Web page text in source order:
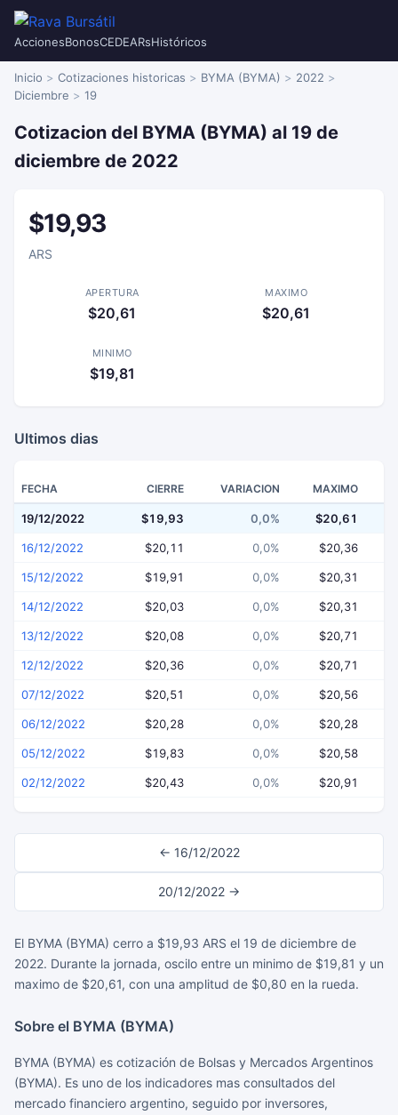
AccionesBonosCEDEARsHistóricos
Inicio Cotizaciones historicas BYMA (BYMA)
2022
Diciembre
19
Cotizacion del BYMA (BYMA) al 19 de
diciembre de 2022
$19,93
ARS
APERTURA
$20,61
MAXIMO
$20,61
MINIMO
$19,81
Ultimos dias
FECHA CIERRE VARIACION MAXIMO
19/12/2022 $19,93 0,0% $20,61
16/12/2022 $20,11 0,0% $20,36
15/12/2022 $19,91 0,0% $20,31
14/12/2022 $20,03 0,0% $20,31
13/12/2022 $20,08 0,0% $20,71
12/12/2022 $20,36 0,0% $20,71
07/12/2022 $20,51 0,0% $20,56
06/12/2022 $20,28 0,0% $20,28
05/12/2022 $19,83 0,0% $20,58
02/12/2022 $20,43 0,0% $20,91
← 16/12/2022
20/12/2022 →
El BYMA (BYMA) cerro a $19,93 ARS el 19 de diciembre de
2022. Durante la jornada, oscilo entre un minimo de $19,81 y un
maximo de $20,61, con una amplitud de $0,80 en la rueda.
Sobre el BYMA (BYMA)
BYMA (BYMA) es cotización de Bolsas y Mercados Argentinos
(BYMA). Es uno de los indicadores mas consultados del
mercado financiero argentino, seguido por inversores,